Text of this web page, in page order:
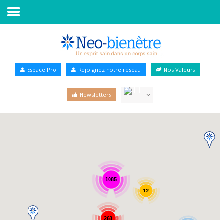
Annuaire Bien-être
Espace Pro Rejoignez notre réseau Nos Valeurs
Newsletters
1085
263
12